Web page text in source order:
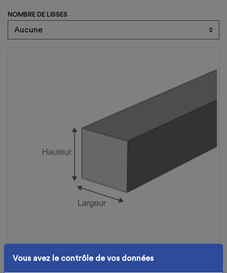
Vous avez le contrôle de vos données
NOMBRE DE LISSES